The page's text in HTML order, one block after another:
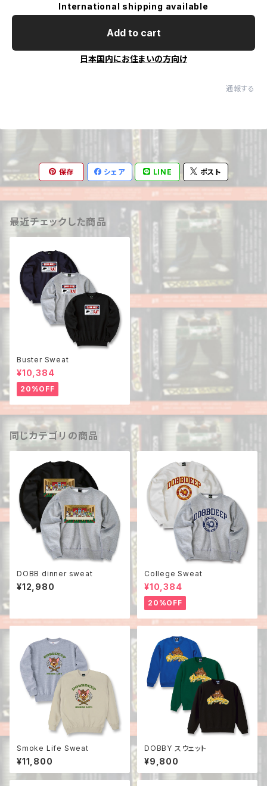
International shipping available
Add to cart
日本国内にお住まいの方向け
通報する
保存 シェア LINE ポスト
最近チェックした商品
Buster Sweat
¥10,384
20%OFF
同じカテゴリの商品
DOBB dinner sweat
¥12,980
College Sweat
¥10,384
20%OFF
Smoke Life Sweat
¥11,800
DOBBY スウェット
¥9,800